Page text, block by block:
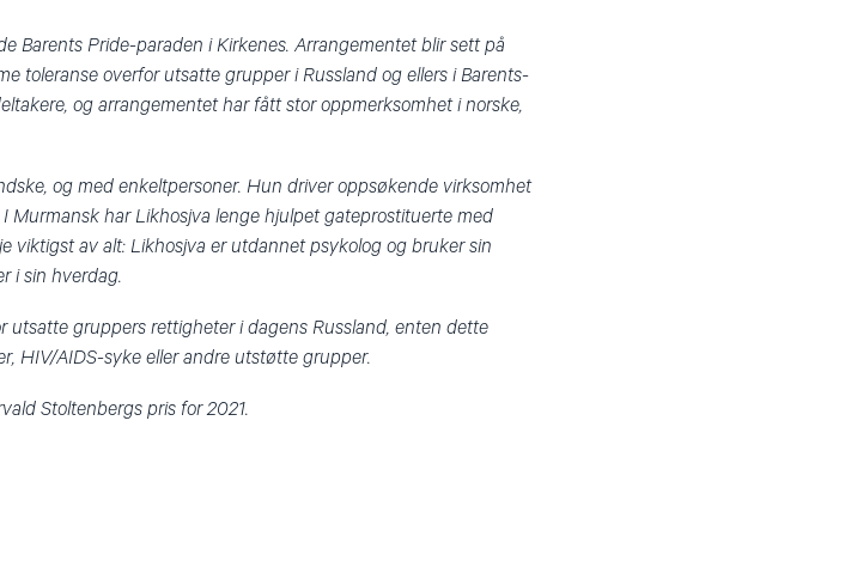
Barents Pride-paraden i Kirkenes. Arrangementet blir sett på
toleranse overfor utsatte grupper i Russland og ellers i Barents-
og arrangementet har fått stor oppmerksomhet i norske,
og med enkeltpersoner. Hun driver oppsøkende virksomhet
Murmansk har Likhosjva lenge hjulpet gateprostituerte med
viktigst av alt: Likhosjva er utdannet psykolog og bruker sin
i sin hverdag.
utsatte gruppers rettigheter i dagens Russland, enten dette
HIV/AIDS-syke eller andre utstøtte grupper.
Stoltenbergs pris for 2021.